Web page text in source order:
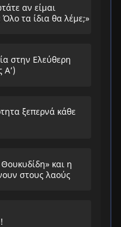
αν είμαι
τα ίδια θα λέμε;»
στην Ελεύθερη
Α’)
ξεπερνά κάθε
και η
στους λαούς